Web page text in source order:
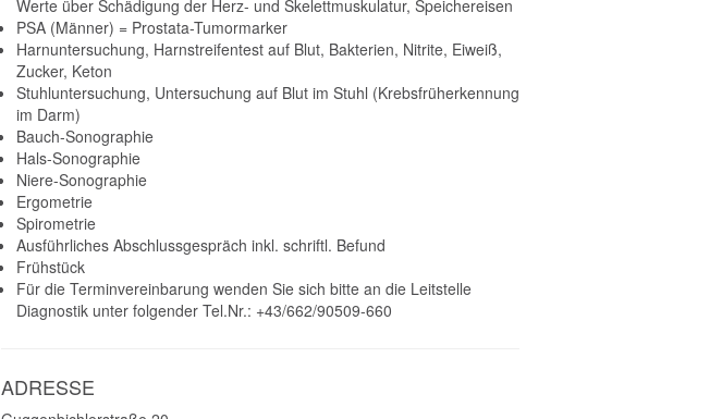
Werte über Schädigung der Herz- und Skelettmuskulatur, Speichereisen
PSA (Männer) = Prostata-Tumormarker
Harnuntersuchung, Harnstreifentest auf Blut, Bakterien, Nitrite, Eiweiß,
Zucker, Keton
Stuhluntersuchung, Untersuchung auf Blut im Stuhl (Krebsfrüherkennung
im Darm)
Bauch-Sonographie
Hals-Sonographie
Niere-Sonographie
Ergometrie
Spirometrie
Ausführliches Abschlussgespräch inkl. schriftl. Befund
Frühstück
Für die Terminvereinbarung wenden Sie sich bitte an die Leitstelle
Diagnostik unter folgender Tel.Nr.: +43/662/90509-660
ADRESSE